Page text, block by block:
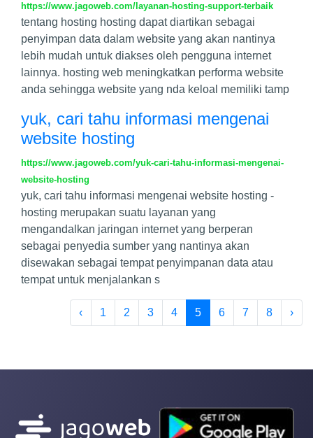
https://www.jagoweb.com/layanan-hosting-support-terbaik
tentang hosting hosting dapat diartikan sebagai
penyimpan data dalam website yang akan nantinya
lebih mudah untuk diakses oleh pengguna internet
lainnya. hosting web meningkatkan performa website
anda sehingga website yang nda keloal memiliki tamp
yuk, cari tahu informasi mengenai
website hosting
https://www.jagoweb.com/yuk-cari-tahu-informasi-mengenai-
website-hosting
yuk, cari tahu informasi mengenai website hosting -
hosting merupakan suatu layanan yang
mengandalkan jaringan internet yang berperan
sebagai penyedia sumber yang nantinya akan
disewakan sebagai tempat penyimpanan data atau
tempat untuk menjalankan s
‹ 1 2 3 4 5 6 7 8 ›